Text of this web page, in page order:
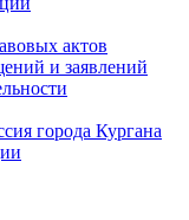
актов
и заявлений
города Кургана